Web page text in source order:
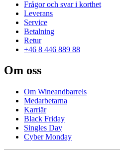
Frågor och svar i korthet
Leverans
Service
Betalning
Retur
+46 8 446 889 88
Om oss
Om Wineandbarrels
Medarbetarna
Karriär
Black Friday
Singles Day
Cyber Monday